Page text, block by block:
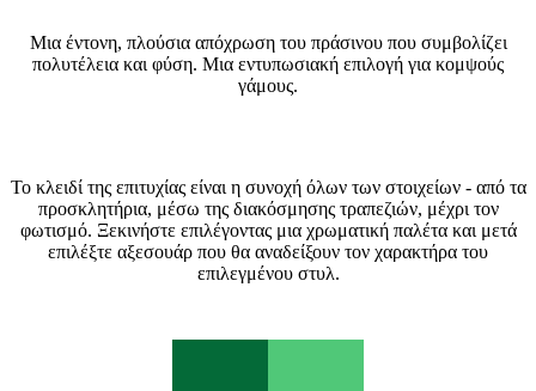
Μια έντονη, πλούσια απόχρωση του πράσινου που συμβολίζει
πολυτέλεια και φύση. Μια εντυπωσιακή επιλογή για κομψούς
γάμους.
Το κλειδί της επιτυχίας είναι η συνοχή όλων των στοιχείων - από τα
προσκλητήρια, μέσω της διακόσμησης τραπεζιών, μέχρι τον
φωτισμό. Ξεκινήστε επιλέγοντας μια χρωματική παλέτα και μετά
επιλέξτε αξεσουάρ που θα αναδείξουν τον χαρακτήρα του
επιλεγμένου στυλ.